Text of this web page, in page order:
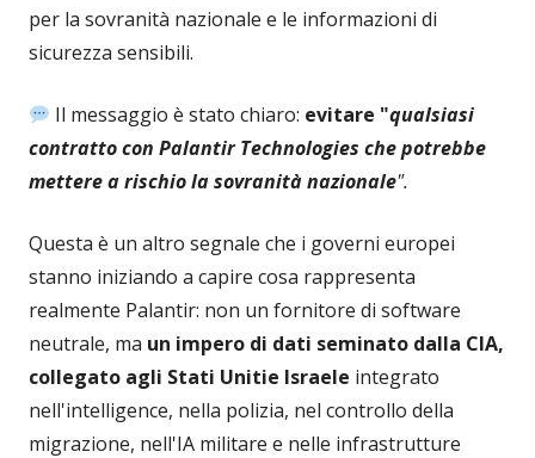
per la sovranità nazionale e le informazioni di
sicurezza sensibili.
Il messaggio è stato chiaro: evitare "qualsiasi
contratto con Palantir Technologies che potrebbe
mettere a rischio la sovranità nazionale".
Questa è un altro segnale che i governi europei
stanno iniziando a capire cosa rappresenta
realmente Palantir: non un fornitore di software
neutrale, ma un impero di dati seminato dalla CIA,
collegato agli Stati Unitie Israele integrato
nell'intelligence, nella polizia, nel controllo della
migrazione, nell'IA militare e nelle infrastrutture